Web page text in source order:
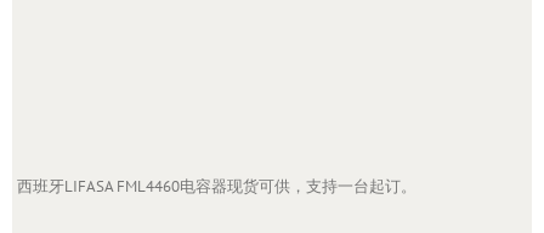
西班牙LIFASA FML4460电容器现货可供，支持一台起订。